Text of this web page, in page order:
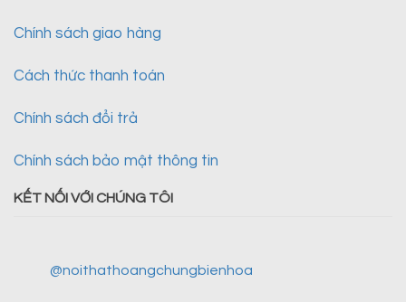
Chính sách giao hàng
Cách thức thanh toán
Chính sách đổi trả
Chính sách bảo mật thông tin
KẾT NỐI VỚI CHÚNG TÔI
@noithathoangchungbienhoa